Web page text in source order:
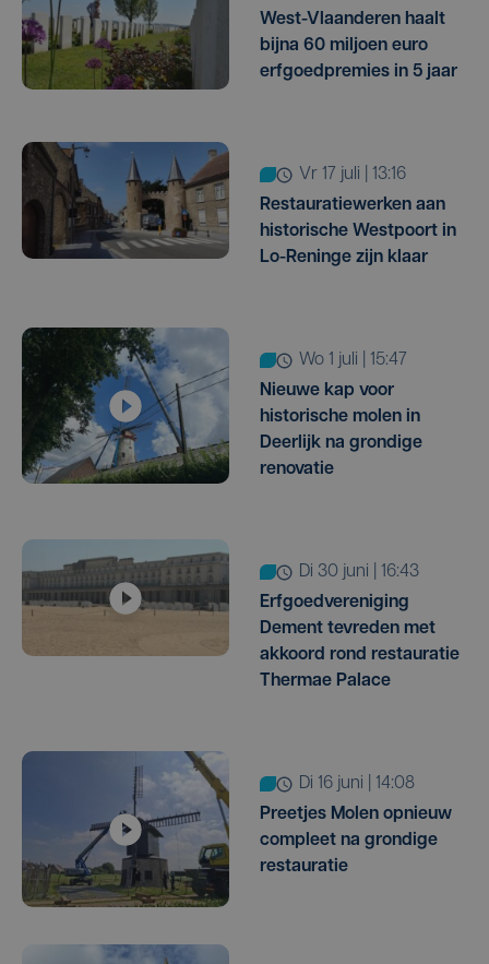
West-Vlaanderen haalt
bijna 60 miljoen euro
erfgoedpremies in 5 jaar
vr 17 juli | 13:16
Restauratiewerken aan
historische Westpoort in
Lo-Reninge zijn klaar
wo 1 juli | 15:47
Nieuwe kap voor
historische molen in
Deerlijk na grondige
renovatie
di 30 juni | 16:43
Erfgoedvereniging
Dement tevreden met
akkoord rond restauratie
Thermae Palace
di 16 juni | 14:08
Preetjes Molen opnieuw
compleet na grondige
restauratie